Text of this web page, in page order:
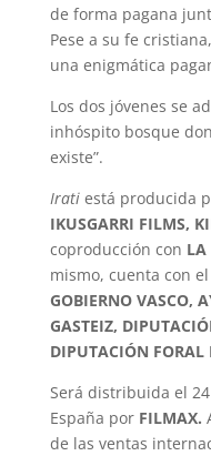
de forma pagana
Pese a su fe
una enigmática
Los dos jóvenes se
inhóspito bosque
existe”.
Irati está producida
IKUSGARRI FILMS,
coproducción con LA
mismo, cuenta con
GOBIERNO VASCO,
GASTEIZ,
DIPUTACIÓN FORAL
Será distribuida el
España por FILMAX.
de las ventas